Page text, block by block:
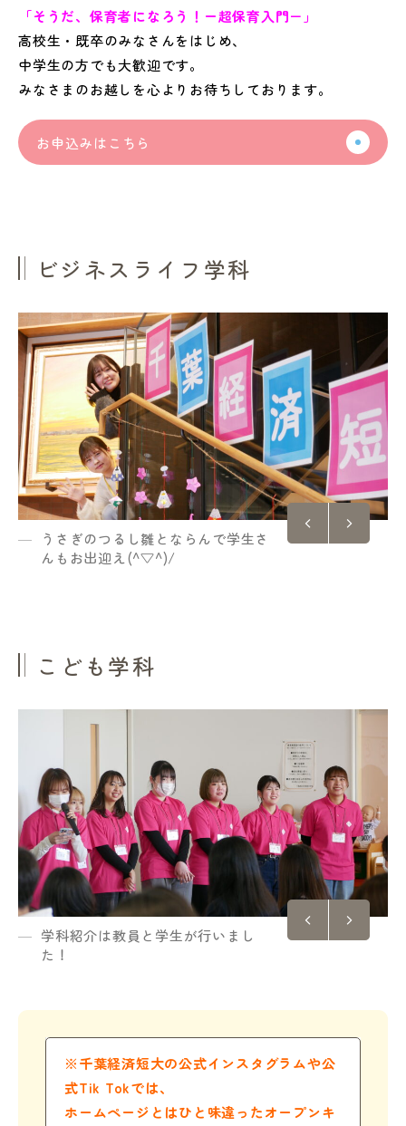
「そうだ、保育者になろう！ー超保育入門－」
高校生・既卒のみなさんをはじめ、
中学生の方でも大歓迎です。
みなさまのお越しを心よりお待ちしております。
お申込みはこちら
ビジネスライフ学科
うさぎのつるし雛とならんで学生さ
んもお出迎え(^▽^)/
こども学科
学科紹介は教員と学生が行いまし
た！
※千葉経済短大の公式インスタグラムや公
式Tik Tokでは、
ホームページとはひと味違ったオープンキ